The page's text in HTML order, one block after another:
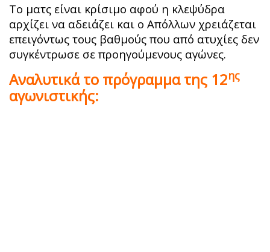
Το ματς είναι κρίσιμο αφού η κλεψύδρα
αρχίζει να αδειάζει και ο Απόλλων χρειάζεται
επειγόντως τους βαθμούς που από ατυχίες δεν
συγκέντρωσε σε προηγούμενους αγώνες.
Αναλυτικά το πρόγραμμα της 12ης
αγωνιστικής: